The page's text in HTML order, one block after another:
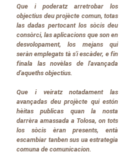
Que i poderatz arretrobar los
objectius deu projècte comun, totas
las dadas pertocant los sòcis deu
consòrci, las aplicacions que son en
desvolopament, los mejans qui
seràn emplegats tà s'i escàder, e fin
finala las novèlas de l'avançada
d'aqueths objectius.
Que i veiratz notadament las
avançadas deu projècte qui estón
hèitas publicas quan la nosta
darrèra amassada a Tolosa, on tots
los sòcis èran presents, entà
escambiar tanben sus ua estrategia
comuna de comunicacion.